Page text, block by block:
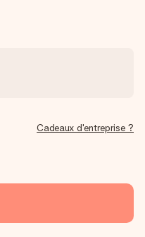
Cadeaux d'entreprise ?